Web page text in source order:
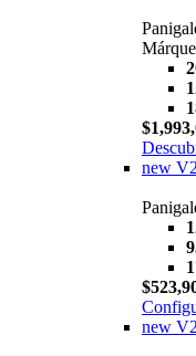
new
new